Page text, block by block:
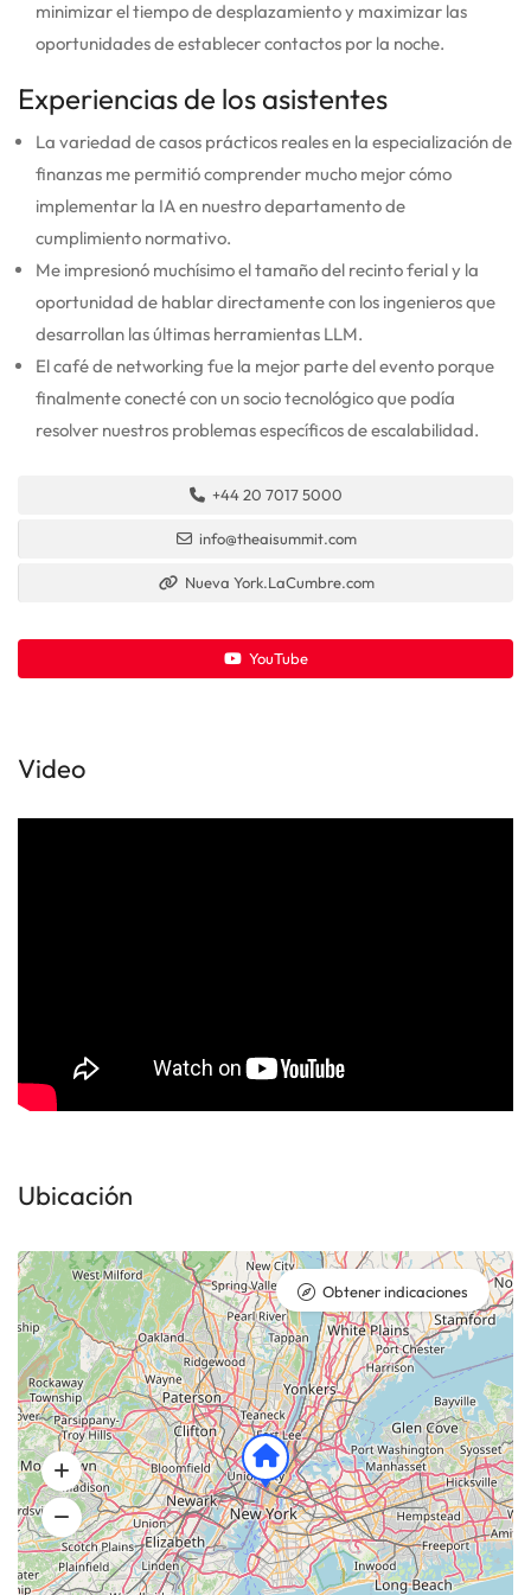
minimizar el tiempo de desplazamiento y maximizar las
oportunidades de establecer contactos por la noche.
Experiencias de los asistentes
La variedad de casos prácticos reales en la especialización de
finanzas me permitió comprender mucho mejor cómo
implementar la IA en nuestro departamento de
cumplimiento normativo.
Me impresionó muchísimo el tamaño del recinto ferial y la
oportunidad de hablar directamente con los ingenieros que
desarrollan las últimas herramientas LLM.
El café de networking fue la mejor parte del evento porque
finalmente conecté con un socio tecnológico que podía
resolver nuestros problemas específicos de escalabilidad.
+44 20 7017 5000
info@theaisummit.com
Nueva York.LaCumbre.com
YouTube
Video
Ubicación
Obtener indicaciones